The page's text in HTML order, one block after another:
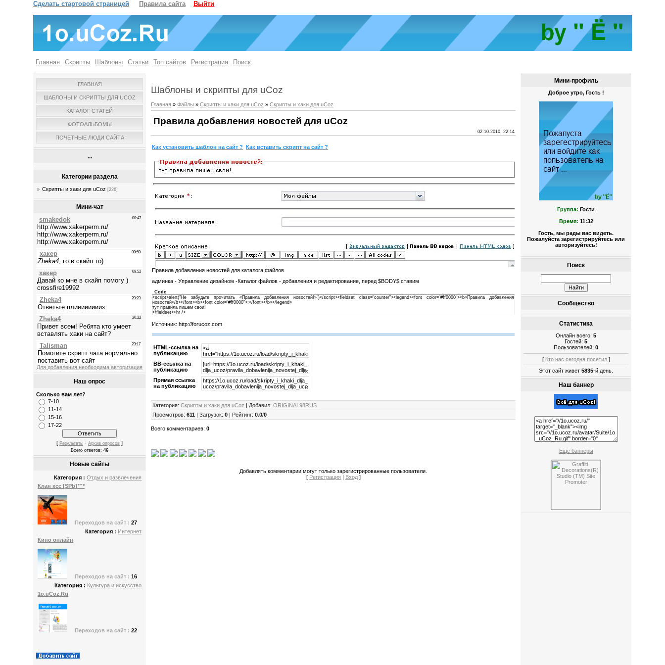
Сделать стартовой страницей Правила сайта Выйти
Главная Скрипты Шаблоны Статьи Топ сайтов Регистрация Поиск
ГЛАВНАЯ
ШАБЛОНЫ И СКРИПТЫ ДЛЯ UCOZ
КАТАЛОГ СТАТЕЙ
ФОТОАЛЬБОМЫ
ПОЧЕТНЫЕ ЛЮДИ САЙТА
...
Категории раздела
Скрипты и хаки для uCoz [226]
Мини-чат
Для добавления необходима авторизация
Наш опрос
Сколько вам лет?
7-10
11-14
15-16
17-22
[Результаты ·Архив опросов ]
Всего ответов:46
Новые сайты
Категория : Отдых и развлечения
Клан ксс [SPb]™*
Переходов на сайт : 27
Категория : Интернет
Кино онлайн
Переходов на сайт : 16
Категория : Культура и искусство
1o.uСoz.Ru
Переходов на сайт : 22
Шаблоны и скрипты для uCoz
Главная »Файлы »Скрипты и хаки для uCoz »Скрипты и хаки для uCoz
Правила добавления новостей для uCoz
02.10.2010, 22:14
Как установить шаблон на сайт ? Как вставить скрипт на сайт ?
Правила добавления новостей для каталога файлов
админка - Управление дизайном -Каталог файлов - добавления и редактирование, перед $BODY$ ставим
Code
<script>alert("Не забудьте прочитать «Правила добавления новостей!»")</script><fieldset class="counter"><legend><font color="#ff0000"><b>Правила добавления
новостей</b></font><b><font color="#ff0000">:</font></b></legend>
тут правила пишем свои!
</fieldset><hr />
Источник: http://forucoz.com
HTML-cсылка на
публикацию
BB-cсылка на
публикацию
Прямая ссылка
на публикацию
Категория:Скрипты и хаки для uCoz | Добавил:ORIGINAL98RUS
Просмотров:611 |Загрузок:0 | Рейтинг:0.0/0
Всего комментариев:0
Добавлять комментарии могут только зарегистрированные пользователи.
[ Регистрация | Вход]
Мини-профиль
Доброе утро, Гость !
Группа: Гости
Время: 11:32
Гость, мы рады вас видеть.
Пожалуйста зарегистрируйтесь или
авторизуйтесь!
Поиск
Сообщество
Статистика
Онлайн всего:5
Гостей:5
Пользователей:0
[ Кто нас сегодня посетил]
Этот сайт живет5835-й день.
Наш баннер
Ещё баннеры